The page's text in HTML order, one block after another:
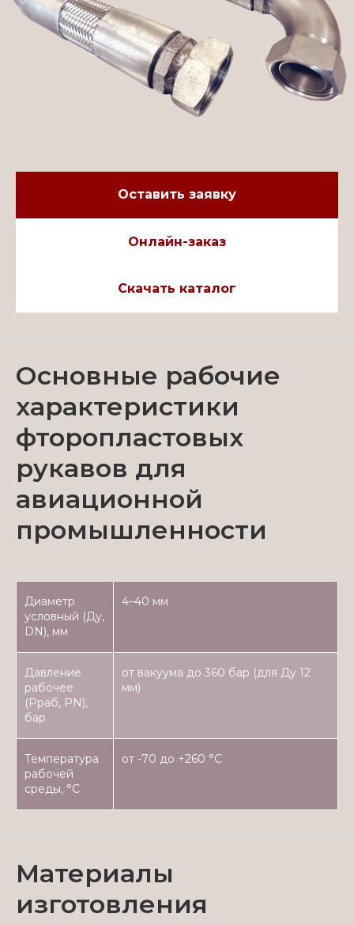
Оставить заявку
Онлайн-заказ
Скачать каталог
Основные рабочие
характеристики
фторопластовых
рукавов для
авиационной
промышленности
Диаметр
условный (Ду,
DN), мм
4–40 мм
Давление
рабочее
(Рраб, PN),
бар
от вакуума до 360 бар (для Ду 12
мм)
Температура
рабочей
среды, °С
от -70 до +260 °С
Материалы
изготовления